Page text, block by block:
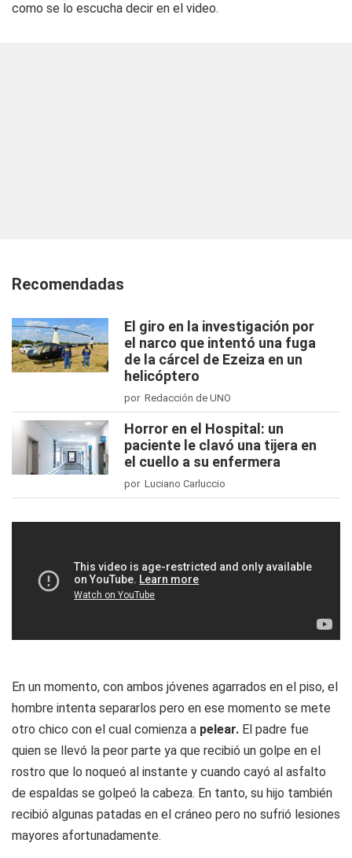
como se lo escucha decir en el video.
Recomendadas
El giro en la investigación por
el narco que intentó una fuga
de la cárcel de Ezeiza en un
helicóptero
por Redacción de UNO
Horror en el Hospital: un
paciente le clavó una tijera en
el cuello a su enfermera
por Luciano Carluccio
En un momento, con ambos jóvenes agarrados en el piso, el
hombre intenta separarlos pero en ese momento se mete
otro chico con el cual comienza a pelear. El padre fue
quien se llevó la peor parte ya que recibió un golpe en el
rostro que lo noqueó al instante y cuando cayó al asfalto
de espaldas se golpeó la cabeza. En tanto, su hijo también
recibió algunas patadas en el cráneo pero no sufrió lesiones
mayores afortunadamente.